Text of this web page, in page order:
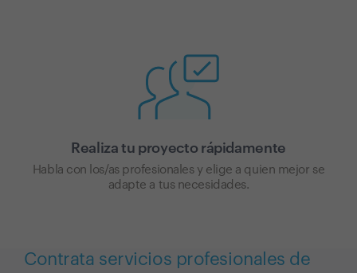
Realiza tu proyecto rápidamente
Habla con los/as profesionales y elige a quien mejor se
adapte a tus necesidades.
Contrata servicios profesionales de